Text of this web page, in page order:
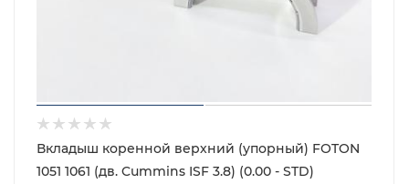
Вкладыш коренной верхний (упорный) FOTON
1051 1061 (дв. Cummins ISF 3.8) (0.00 - STD)